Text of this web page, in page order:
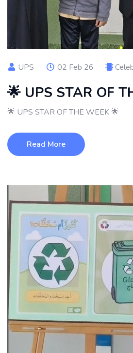
UPS 02 Feb 26
🌟 UPS STAR OF
🌟 UPS STAR OF THE WEEK 🌟
Read More